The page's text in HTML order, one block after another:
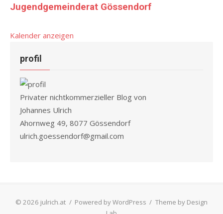
Jugendgemeinderat Gössendorf
Kalender anzeigen
profil
Privater nichtkommerzieller Blog von
Johannes Ulrich
Ahornweg 49, 8077 Gössendorf
ulrich.goessendorf@gmail.com
© 2026 julrich.at / Powered by WordPress / Theme by Design